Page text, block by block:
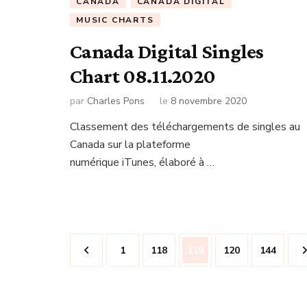
MUSIC CHARTS
Canada Digital Singles
Chart 08.11.2020
par Charles Pons le 8 novembre 2020
Classement des téléchargements de singles au
Canada sur la plateforme
numérique iTunes, élaboré à …
Navigation
des
Page
1 Page
118 Page
119 Page
120 Page
144